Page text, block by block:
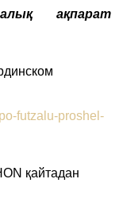
ақпарат
futzalu-proshel-
қайтадан